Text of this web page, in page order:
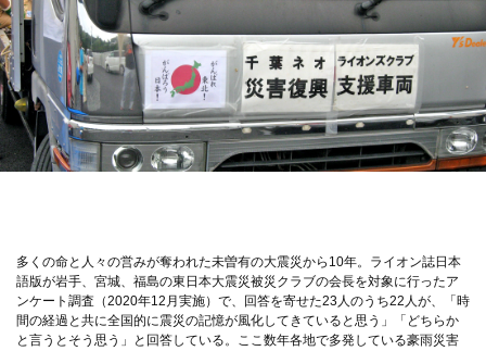
多くの命と人々の営みが奪われた未曽有の大震災から10年。ライオン誌日本
語版が岩手、宮城、福島の東日本大震災被災クラブの会長を対象に行ったア
ンケート調査（2020年12月実施）で、回答を寄せた23人のうち22人が、「時
間の経過と共に全国的に震災の記憶が風化してきていると思う」「どちらか
と言うとそう思う」と回答している。ここ数年各地で多発している豪雨災害